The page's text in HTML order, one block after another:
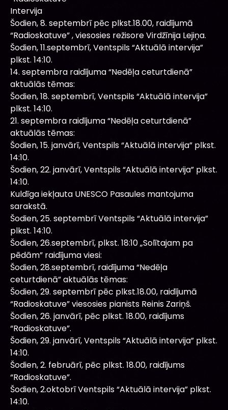
Intervija
Šodien, 8. septembrī pēc plkst.18.00, raidījumā
“Radioskatuve” , viesosies režisore Virdžīnija Lejiņa.
Šodien, 11.septembrī, Ventspils “Aktuālā intervija”
plkst. 14:10.
14. septembra raidījuma “Nedēļa ceturtdienā”
aktuālās tēmas:
Šodien, 18. septembrī, Ventspils “Aktuālā intervija”
plkst. 14:10.
21. septembra raidījuma “Nedēļa ceturtdienā”
aktuālās tēmas:
Šodien, 15. janvārī, Ventspils “Aktuālā intervija” plkst.
14:10.
Šodien, 22. janvārī, Ventspils “Aktuālā intervija” plkst.
14:10.
Kuldīga iekļauta UNESCO Pasaules mantojuma
sarakstā.
Šodien, 25. septembrī Ventspils “Aktuālā intervija”
plkst. 14:10.
Šodien, 26.septembrī, plkst. 18:10 „Solītajam pa
pēdām” raidījuma viesi:
Šodien, 28.septembrī, raidījuma “Nedēļa
ceturtdienā” aktuālās tēmas:
Šodien, 29. septembrī pēc plkst.18.00, raidījumā
“Radioskatuve” viesosies pianists Reinis Zariņš.
Šodien, 26. janvārī, pēc plkst. 18.00, raidījums
“Radioskatuve”.
Šodien, 29. janvārī, Ventspils “Aktuālā intervija” plkst.
14:10.
Šodien, 2. februārī, pēc plkst. 18.00, raidījums
“Radioskatuve”.
Šodien, 2.oktobrī Ventspils “Aktuālā intervija” plkst.
14:10.